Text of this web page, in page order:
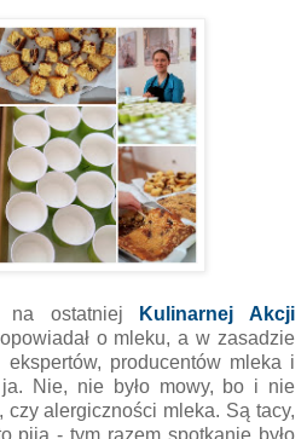
na ostatniej
Kulinarnej Akcji
o mleku, a w zasadzie
producentów mleka i
Nie, nie było mowy, bo i nie
czy alergiczności mleka. Są tacy,
piją - tym razem spotkanie było